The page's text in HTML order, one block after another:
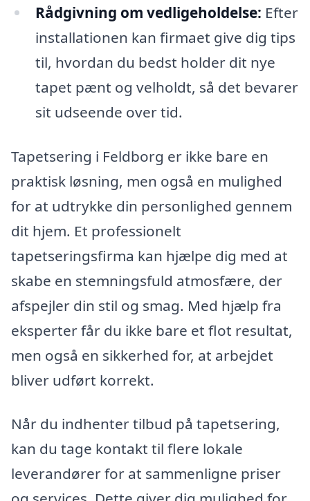
Rådgivning om vedligeholdelse: Efter
installationen kan firmaet give dig tips
til, hvordan du bedst holder dit nye
tapet pænt og velholdt, så det bevarer
sit udseende over tid.
Tapetsering i Feldborg er ikke bare en
praktisk løsning, men også en mulighed
for at udtrykke din personlighed gennem
dit hjem. Et professionelt
tapetseringsfirma kan hjælpe dig med at
skabe en stemningsfuld atmosfære, der
afspejler din stil og smag. Med hjælp fra
eksperter får du ikke bare et flot resultat,
men også en sikkerhed for, at arbejdet
bliver udført korrekt.
Når du indhenter tilbud på tapetsering,
kan du tage kontakt til flere lokale
leverandører for at sammenligne priser